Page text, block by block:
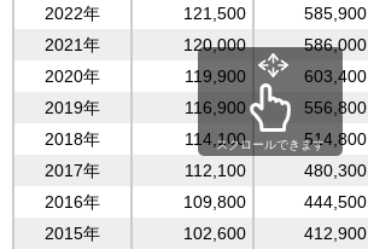
47
秋田県 23,100
2022年
121,500 585,900
2021年
120,000 586,000
2020年
119,900 603,400
2019年
116,900 556,800
2018年
114,100 514,800
2017年
112,100 480,300
2016年
109,800 444,500
2015年
102,600 412,900
スクロールできます